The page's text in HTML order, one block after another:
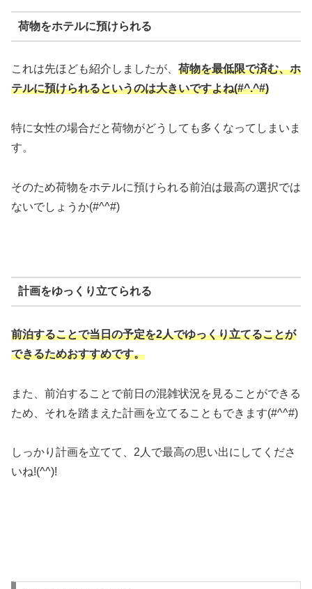
荷物をホテルに預けられる
これは先ほども紹介しましたが、 荷物を最低限で済む、ホ
テルに預けられるというのは大きいですよね(#^.^#)
特に女性の場合だと荷物がどうしても多くなってしまいま
す。
そのため荷物をホテルに預けられる前泊は最高の選択では
ないでしょうか(#^^#)
計画をゆっくり立てられる
前泊することで当日の予定を2人でゆっくり立てることが
できるためおすすめです。
また、前泊することで前日の混雑状況を見ることができる
ため、それを踏まえた計画を立てることもできます(#^^#)
しっかり計画を立てて、2人で最高の思い出にしてくださ
いね!(^^)!